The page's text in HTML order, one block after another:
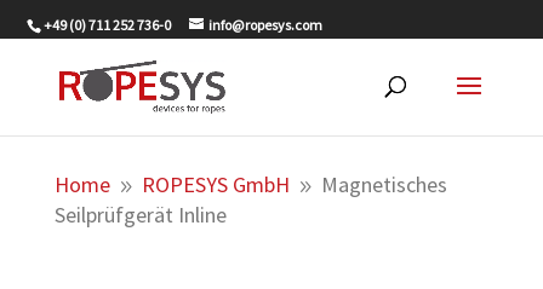
+49 (0) 711 252 736-0 info@ropesys.com
Home 9 ROPESYS GmbH 9 Magnetisches
Seilprüfgerät Inline